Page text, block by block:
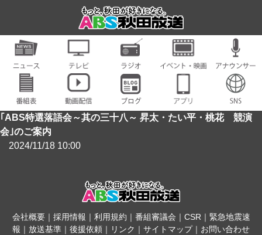
｢ABS特選落語会～其の三十八～ 昇太・たい平・桃花 競演
会｣のご案内
2024/11/18 10:00
会社概要｜ 採用情報 ｜ 利用規約 ｜ 番組審議会 ｜ CSR｜ 緊急地震速
報 ｜ 放送基準 ｜ 後援依頼 ｜ リンク ｜ サイトマップ｜ お問い合わせ